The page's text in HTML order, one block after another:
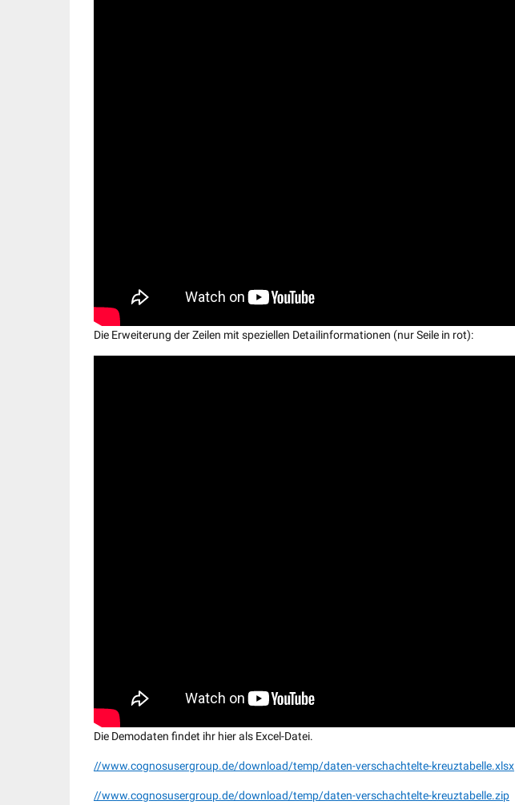
Die Erweiterung der Zeilen mit speziellen Detailinformationen (nur Seile in rot):
Die Demodaten findet ihr hier als Excel-Datei.
//www.cognosusergroup.de/download/temp/daten-verschachtelte-kreuztabelle.xlsx
//www.cognosusergroup.de/download/temp/daten-verschachtelte-kreuztabelle.zip